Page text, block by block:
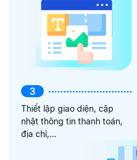
3
Thiết lập giao diện, cập
nhật thông tin thanh toán,
địa chỉ,...